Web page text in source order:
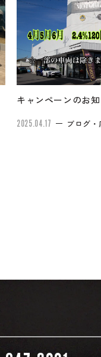
キャンペーンのお
2025.04.17 ブログ